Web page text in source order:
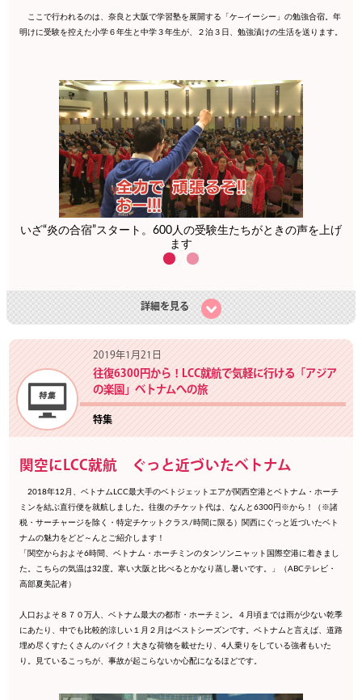
ここで行われるのは、奈良と大阪で学習塾を展開する「ケ―イーシー」の勉強合宿。年
明けに受験を控えた小学６年生と中学３年生が、２泊３日、勉強漬けの生活を送ります。
いざ“炎の合宿”スタート。600人の受験生たちがときの声を上げ
ます
詳細を見る
2019年1月21日
往復6300円から！LCC就航で気軽に行ける「アジア
の楽園」ベトナムへの旅
特集
関空にLCC就航 ぐっと近づいたベトナム
2018年12月、ベトナムLCC最大手のベトジェットエアが関西空港とベトナム・ホーチ
ミンを結ぶ直行便を就航しました。往復のチケット代は、なんと6300円※から！（※諸
税・サーチャージを除く・特定チケットクラス/時間に限る）関西にぐっと近づいたベト
ナムの魅力をどど～んとご紹介します！
「関空からおよそ6時間、ベトナム・ホーチミンのタンソンニャット国際空港に着きまし
た。こちらの気温は32度。寒い大阪と比べるとかなり蒸し暑いです。」（ABCテレビ・
高部夏美記者）
人口およそ８７０万人、ベトナム最大の都市・ホーチミン。４月頃までは雨が少ない乾季
にあたり、中でも比較的涼しい１月２月はベストシーズンです。ベトナムと言えば、道路
埋め尽くすたくさんのバイク！大きな荷物を載せたり、4人乗りをしている強者もいた
り。見ているこっちが、事故が起こらないか心配になるほどです。